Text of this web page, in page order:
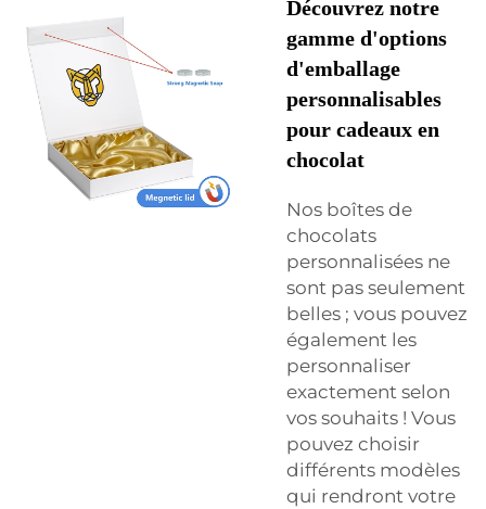
Découvrez notre
gamme d'options
d'emballage
personnalisables
pour cadeaux en
chocolat
Nos boîtes de
chocolats
personnalisées ne
sont pas seulement
belles ; vous pouvez
également les
personnaliser
exactement selon
vos souhaits ! Vous
pouvez choisir
différents modèles
qui rendront votre